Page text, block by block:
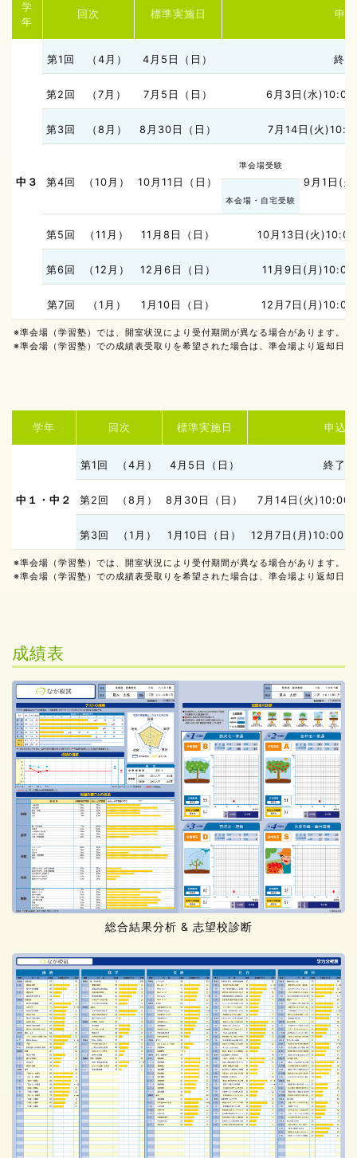
※準会場（学習塾）では、開室状況により受付期間が異なる場合があります。
※準会場（学習塾）での成績表受取りを希望された場合は、準会場より返却日
学
年
回次 標準実施日 申
中３
第1回 （4月） 4月5日（日） 終
第2回 （7月） 7月5日（日） 6月3日(水
第3回 （8月） 8月30日（日） 7月14日(火
第4回 （10月） 10月11日（日）
準会場受験
9月1日(
本会場・自宅受験
第5回 （11月） 11月8日（日） 10月13日(火
第6回 （12月） 12月6日（日） 11月9日(月
第7回 （1月） 1月10日（日） 12月7日(月
※準会場（学習塾）では、開室状況により受付期間が異なる場合があります。
※準会場（学習塾）での成績表受取りを希望された場合は、準会場より返却日
学年 回次 標準実施日 申込
中１・中２
第1回 （4月） 4月5日（日） 終了
第2回 （8月） 8月30日（日） 7月14日(火)10:00
第3回 （1月） 1月10日（日） 12月7日(月)10:00
成績表
総合結果分析 & 志望校診断